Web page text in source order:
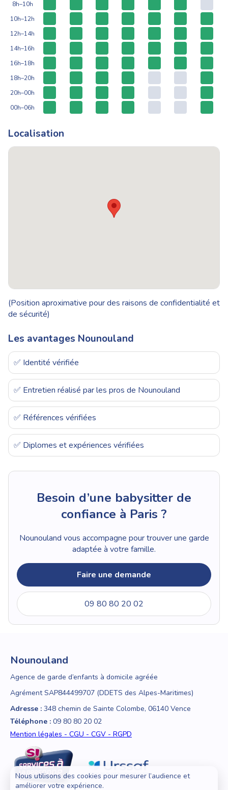
8h–10h
10h–12h
12h–14h
14h–16h
16h–18h
18h–20h
20h–00h
00h–06h
Localisation
(Position aproximative pour des raisons de confidentialité et
de sécurité)
Les avantages Nounouland
✅ Identité vérifiée
✅ Entretien réalisé par les pros de Nounouland
✅ Références vérifiées
✅ Diplomes et expériences vérifiées
Besoin d’une babysitter de
confiance à Paris ?
Nounouland vous accompagne pour trouver une garde
adaptée à votre famille.
Faire une demande
09 80 80 20 02
Nounouland
Agence de garde d’enfants à domicile agréée
Agrément SAP844499707 (DDETS des Alpes-Maritimes)
Adresse : 348 chemin de Sainte Colombe, 06140 Vence
Téléphone : 09 80 80 20 02
Mention légales - CGU - CGV - RGPD
Nous utilisons des cookies pour mesurer l’audience et
améliorer votre expérience.